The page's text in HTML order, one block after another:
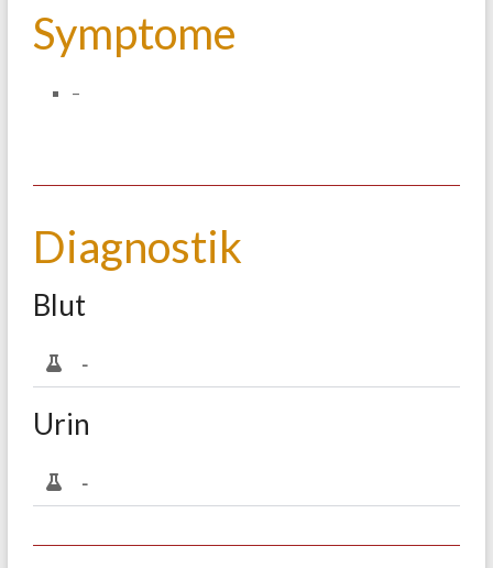
Symptome
–
Diagnostik
Blut
-
Urin
-